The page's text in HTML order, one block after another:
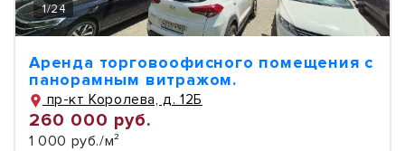
1/24
Аренда торговоофисного помещения с
панорамным витражом.
пр-кт Королева, д. 12Б
260 000 руб.
1 000 руб./м²